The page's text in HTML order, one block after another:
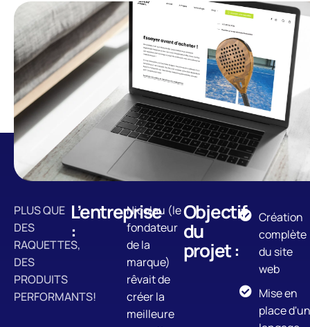
PLUS QUE
DES
RAQUETTES,
DES
PRODUITS
PERFORMANTS!
L’entreprise
:
Nicolau (le
fondateur
de la
marque)
rêvait de
créer la
meilleure
Objectif
du
projet :
Création
complète
du site
web
Mise en
place d'un